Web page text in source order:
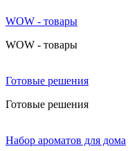
WOW - товары
WOW - товары
Готовые решения
Готовые решения
Набор ароматов для дома